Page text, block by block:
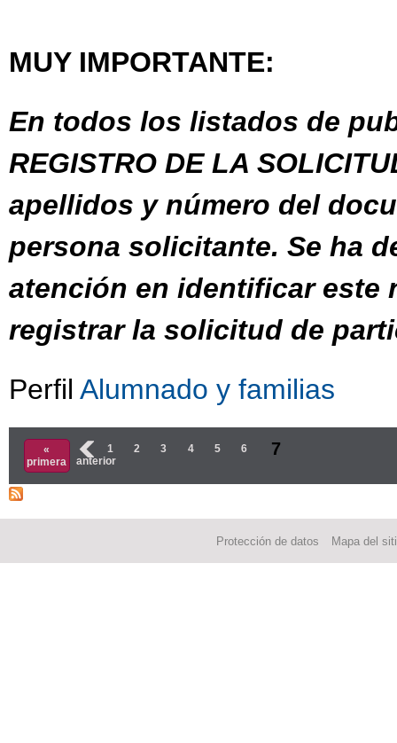
MUY IMPORTANTE:
En todos los listados de
REGISTRO DE LA
apellidos y número del
persona solicitante. Se ha
atención en identificar este
registrar la solicitud de
Perfil Alumnado y familias
Páginas
«
primera
‹
anterior
1 2 3 4 5 6 7
Protección de datos Mapa del